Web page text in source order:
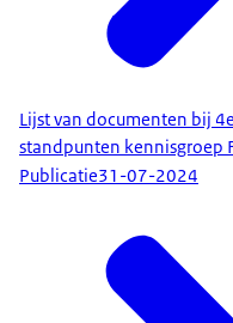
Lijst van documenten bij
standpunten kennisgroep
Publicatie31-07-2024